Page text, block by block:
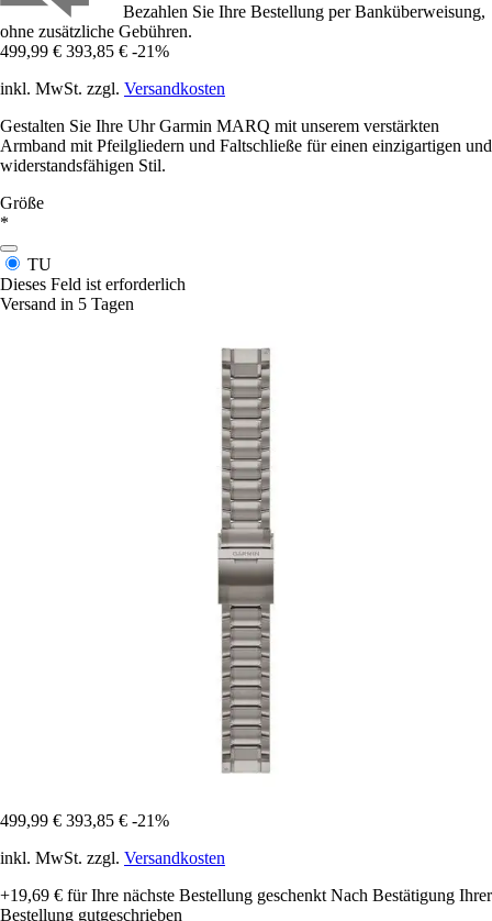
Bezahlen Sie Ihre Bestellung per Banküberweisung,
ohne zusätzliche Gebühren.
499,99 € 393,85 € -21%
inkl. MwSt. zzgl. Versandkosten
Gestalten Sie Ihre Uhr Garmin MARQ mit unserem verstärkten
Armband mit Pfeilgliedern und Faltschließe für einen einzigartigen und
widerstandsfähigen Stil.
Größe
*
TU
Dieses Feld ist erforderlich
Versand in 5 Tagen
499,99 € 393,85 € -21%
inkl. MwSt. zzgl. Versandkosten
+19,69 € für Ihre nächste Bestellung geschenkt Nach Bestätigung Ihrer
Bestellung gutgeschrieben